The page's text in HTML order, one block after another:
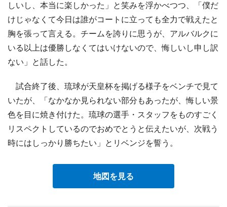
しいし、本当に楽しかった」と笑みを浮かべつつ、「僕だ
けじゃなくて今日は誰がコートに立っても全力で戦えたと
胸を張って言える。チームを誇りに思うが、アルバルクに
いる以上は優勝しなくてはいけないので、悔しいし申し訳
ない」と話した。
試合終了後、琉球が天皇杯を掲げる様子をベンチで見て
いたが、「なかなか見られない部分もあったが、悔しい景
色を目に焼き付けた。琉球の選手・スタッフをものすごく
リスペクトしているのでおめでとうと伝えたいが、次戦う
時にはしっかり勝ちたい」とリベンジを誓う。
地図を見る